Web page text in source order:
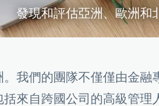
發現和評估亞洲、歐洲和
我們的團隊不僅僅由金
來自跨國公司的高級管